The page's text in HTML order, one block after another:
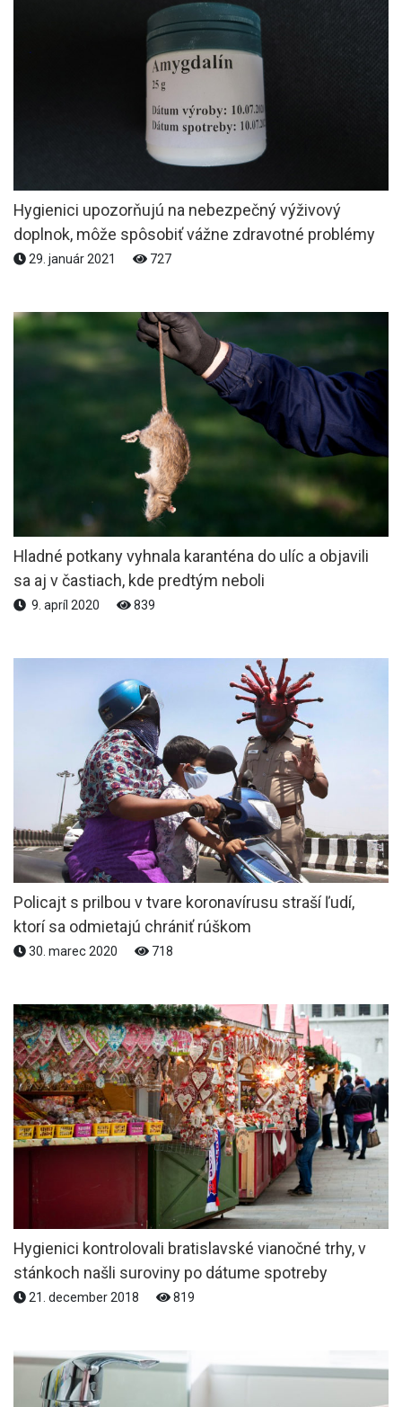
Hygienici upozorňujú na nebezpečný výživový
doplnok, môže spôsobiť vážne zdravotné problémy
29. január 2021 727
Hladné potkany vyhnala karanténa do ulíc a objavili
sa aj v častiach, kde predtým neboli
9. apríl 2020 839
Policajt s prilbou v tvare koronavírusu straší ľudí,
ktorí sa odmietajú chrániť rúškom
30. marec 2020 718
Hygienici kontrolovali bratislavské vianočné trhy, v
stánkoch našli suroviny po dátume spotreby
21. december 2018 819